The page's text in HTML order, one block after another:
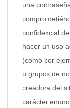
una
confidencial
hacer un uso
(como por
o grupos de
creadora del
carácter